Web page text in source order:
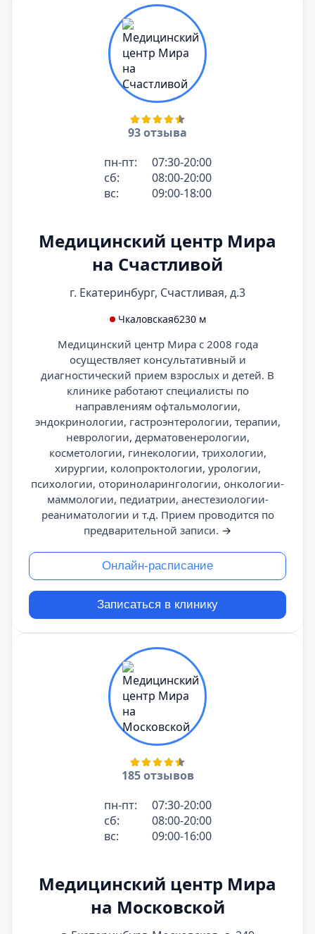
93 отзыва
пн-пт:
07:30-20:00
сб:
08:00-20:00
вс:
09:00-18:00
Медицинский центр Мира
на Счастливой
г. Екатеринбург, Счастливая, д.3
Чкаловская6230 м
Медицинский центр Мира с 2008 года
осуществляет консультативный и
диагностический прием взрослых и детей. В
клинике работают специалисты по
направлениям офтальмологии,
эндокринологии, гастроэнтерологии, терапии,
неврологии, дерматовенерологии,
косметологии, гинекологии, трихологии,
хирургии, колопроктологии, урологии,
психологии, оториноларингологии, онкологии-
маммологии, педиатрии, анестезиологии-
реаниматологии и т.д. Прием проводится по
предварительной записи. →
Онлайн-расписание
Записаться в клинику
185 отзывов
пн-пт:
07:30-20:00
сб:
08:00-20:00
вс:
09:00-16:00
Медицинский центр Мира
на Московской